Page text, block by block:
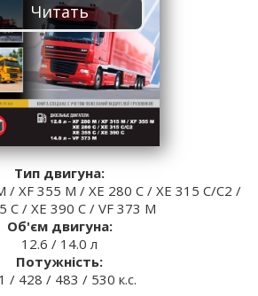
Читать
Тип двигуна:
/ XF 355 M / XE 280 C / XE 315 C/C2 /
C / XE 390 C / VF 373 M
Об'єм двигуна:
12.6 / 14.0 л
Потужність:
/ 428 / 483 / 530 к.с.